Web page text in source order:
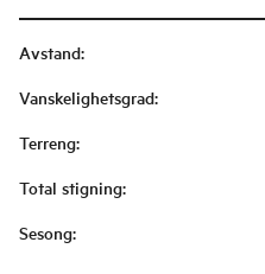
Avstand:
Vanskelighetsgrad:
Terreng:
Total stigning:
Sesong: